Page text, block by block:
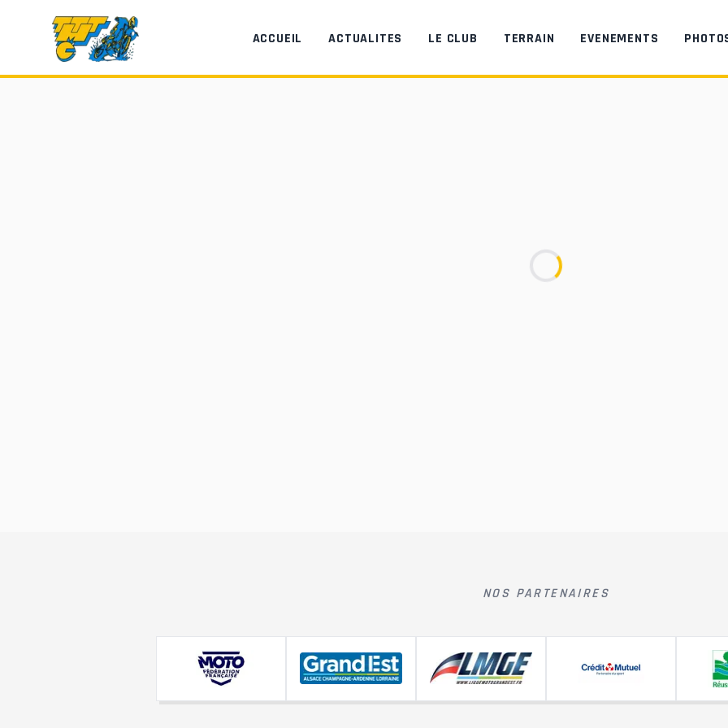
ACCUEIL
ACTUALITES LE CLUB TERRAIN EVENEMENTS
NOS PARTENAIRES